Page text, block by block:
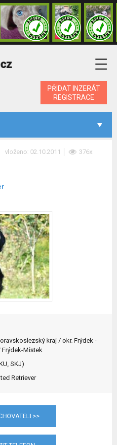
PŘIDAT INZERÁT
REGISTRACE
vloženo: 02.10.2011 376x
kraj / okr. Frýdek -
Místek
SKJ)
Retriever
>>